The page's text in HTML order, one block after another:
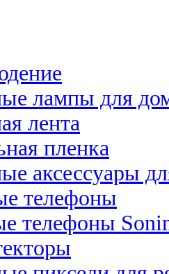
лампы для
лента
пленка
аксессуары
телефоны
телефоны